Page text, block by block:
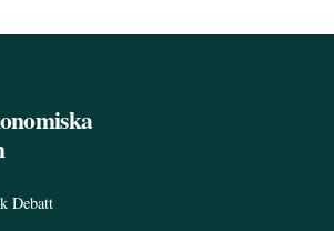
Debatt